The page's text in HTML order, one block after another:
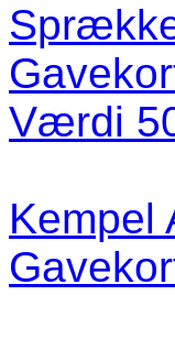
Værdi
Kempel